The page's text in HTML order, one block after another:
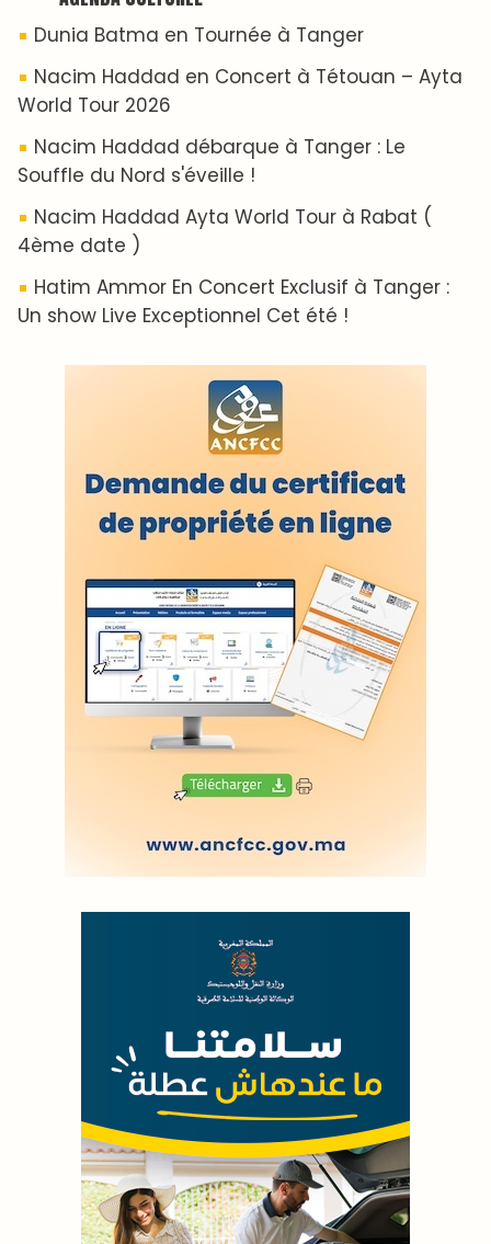
A propos de L'ODJ
VOS CONTRIBUTIONS
L'ODJ LIVE TV
LODJ AUDIO
WEB RADIO R212
Copyright © 2022 Groupe de presse Arrissala
Ce site utilise Google Analytics. En continuant à naviguer, vous
d'audience
Plan du site
Syndication